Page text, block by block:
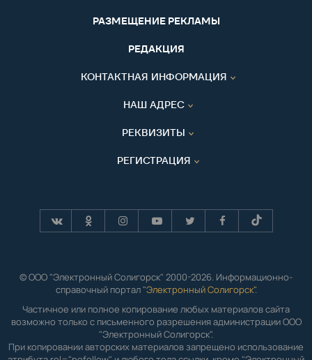
РАЗМЕЩЕНИЕ РЕКЛАМЫ
РЕДАКЦИЯ
КОНТАКТНАЯ ИНФОРМАЦИЯ
НАШ АДРЕС
РЕКВИЗИТЫ
РЕГИСТРАЦИЯ
© ООО "Электронный Солигорск" 2000-2026. Информационно-
справочный портал "Электронный Солигорск".
Частичное или полное копирование любых материалов сайта
возможно только с письменного разрешения администрации ООО
"Электронный Солигорск".
При копировании авторских материалов запрещено использование